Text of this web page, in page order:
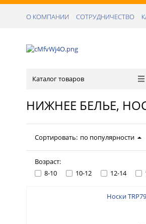
О КОМПАНИИ СОТРУДНИЧЕСТВО
Каталог товаров
НИЖНЕЕ БЕЛЬЕ,
Сортировать: по популярности
Возраст:
8-10
10-12 12-14
Носки